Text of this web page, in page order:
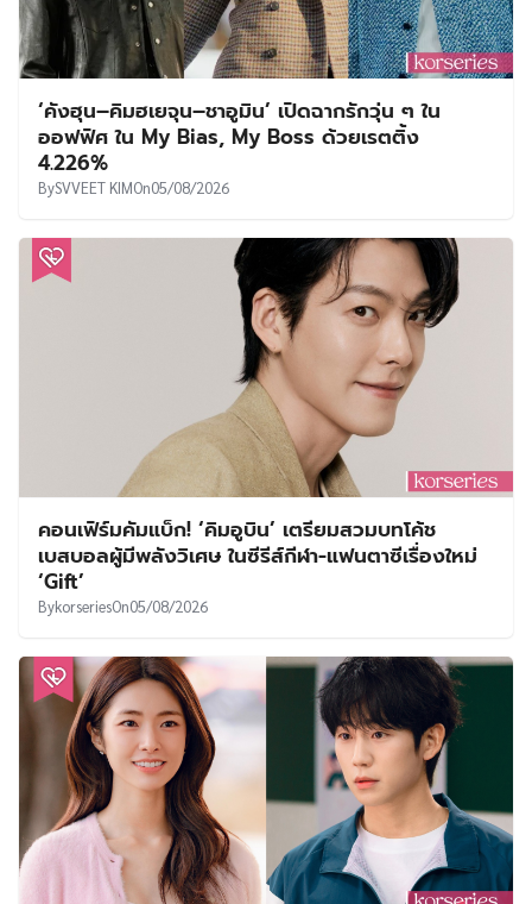
‘คังฮุน–คิมฮเยจุน–ชาอูมิน’ เปิดฉากรักวุ่น ๆ ใน
ออฟฟิศ ใน My Bias, My Boss ด้วยเรตติ้ง
4.226%
BySVVEET KIMOn05/08/2026
คอนเฟิร์มคัมแบ็ก! ‘คิมอูบิน’ เตรียมสวมบทโค้ช
เบสบอลผู้มีพลังวิเศษ ในซีรีส์กีฬา-แฟนตาซีเรื่องใหม่
‘Gift’
BykorseriesOn05/08/2026